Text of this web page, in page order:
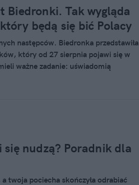
Biedronki. Tak wygląda
będą się bić Polacy
następców. Biedronka przedstawiła
który od 27 sierpnia pojawi się w
ważne zadanie: uświadomią
się nudzą? Poradnik dla
twoja pociecha skończyła odrabiać